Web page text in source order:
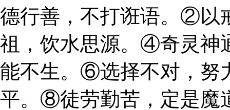
德行善，不打诳语。②以
祖，饮水思源。④奇灵神
能不生。⑥选择不对，努
平。⑧徒劳勤苦，定是魔